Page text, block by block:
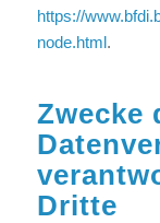
https://
node.html.
Zwecke
Dritte